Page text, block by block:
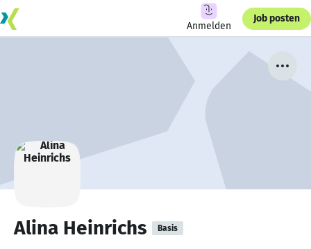
Anmelden
Job posten
Alina Heinrichs Basis